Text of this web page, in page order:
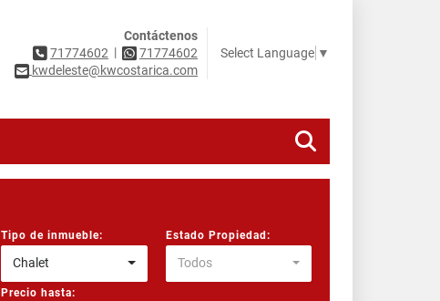
Contáctenos
71774602 |
71774602
kwdeleste@kwcostarica.com
Select Language ▼
Tipo de inmueble:
Chalet
Estado Propiedad:
Todos
Precio hasta: